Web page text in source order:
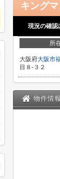
現況の確認
所
大阪府大阪市
目８-３２
物件情報